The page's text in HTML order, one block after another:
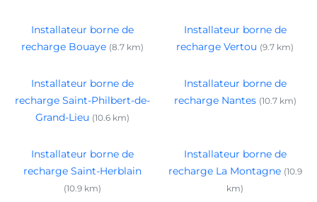
Installateur borne de
recharge Bouaye (8.7 km)
Installateur borne de
recharge Vertou (9.7 km)
Installateur borne de
recharge Saint-Philbert-de-
Grand-Lieu (10.6 km)
Installateur borne de
recharge Nantes (10.7 km)
Installateur borne de
recharge Saint-Herblain
(10.9 km)
Installateur borne de
recharge La Montagne (10.9
km)